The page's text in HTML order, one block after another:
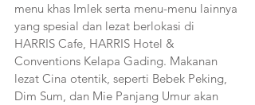
menu khas Imlek serta menu-menu lainnya
yang spesial dan lezat berlokasi di
HARRIS Cafe, HARRIS Hotel &
Conventions Kelapa Gading. Makanan
lezat Cina otentik, seperti Bebek Peking,
Dim Sum, dan Mie Panjang Umur akan